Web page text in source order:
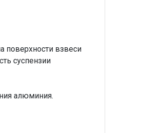
поверхности взвеси
суспензии
алюминия.